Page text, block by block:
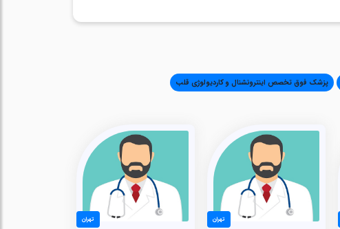
پزشک فوق تخصص اینترونشنال و کاردیولوژی قلب
تهران تهران